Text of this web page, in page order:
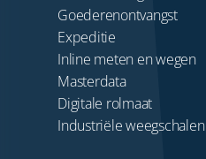
Goederenontvangst
Expeditie
Inline meten en wegen
Masterdata
Digitale rolmaat
Industriële weegschalen